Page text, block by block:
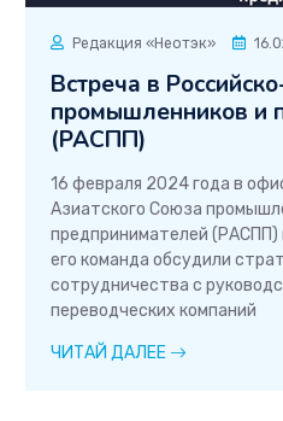
Редакция «Неотэк»
Встреча в
промышленников и
(РАСПП)
16 февраля 2024 года в
Азиатского Союза
предпринимателей
его команда обсудили
сотрудничества с
переводческих компаний
ЧИТАЙ ДАЛЕЕ